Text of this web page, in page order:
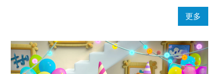
更多